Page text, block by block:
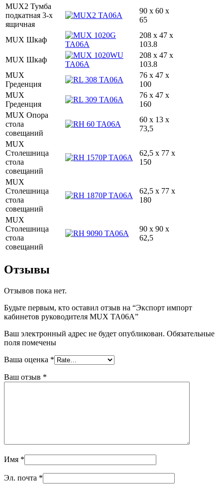
MUX2 Тумба
подкатная 3-х
ящичная
90 х 60 х
65
MUX Шкаф
208 x 47 x
103.8
MUX Шкаф
208 x 47 x
103.8
MUX
Греденция
76 x 47 x
100
MUX
Греденция
76 x 47 x
160
MUX Опора
стола
совещаний
60 x 13 x
73,5
MUX
Столешница
стола
совещаний
62,5 x 77 x
150
MUX
Столешница
стола
совещаний
62,5 x 77 x
180
MUX
Столешница
стола
совещаний
90 x 90 x
62,5
Отзывы
Отзывов пока нет.
Будьте первым, кто оставил отзыв на “Экспорт импорт
кабинетов руководителя MUX TA06A”
Ваш электронный адрес не будет опубликован. Обязательные
поля помечены
Ваша оценка *
Ваш отзыв *
Имя *
Эл. почта *